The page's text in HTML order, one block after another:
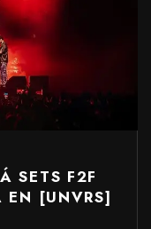
SETS F2F
EN [UNVRS]